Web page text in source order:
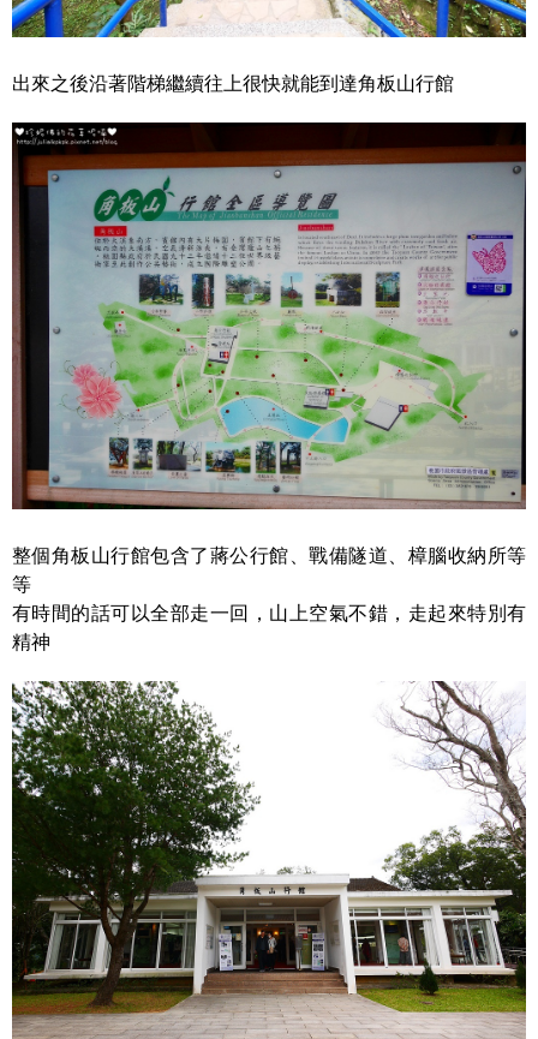
出來之後沿著階梯繼續往上很快就能到達角板山行館
整個角板山行館包含了蔣公行館、戰備隧道、樟腦收納所等
等
有時間的話可以全部走一回，山上空氣不錯，走起來特別有
精神